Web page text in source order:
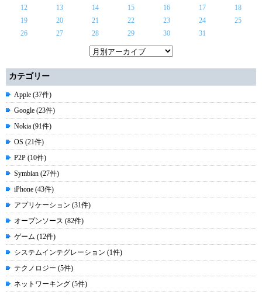
12
13 14 15 16 17
18
19
20 21 22 23 24
25
26
27 28 29 30 31
カテゴリー
Apple (37件)
Google (23件)
Nokia (91件)
OS (21件)
P2P (10件)
Symbian (27件)
iPhone (43件)
アプリケーション (31件)
オープンソース (82件)
ゲーム (12件)
システムインテグレーション (1件)
テクノロジー (5件)
ネットワーキング (5件)